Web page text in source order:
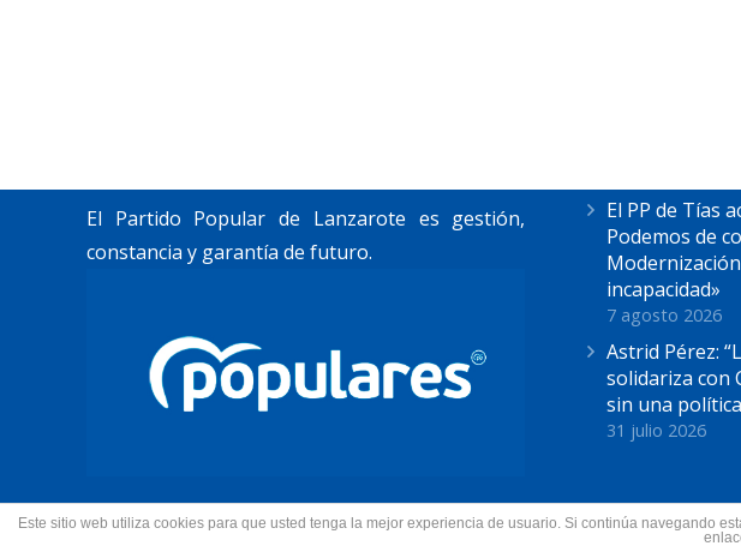
El Partido Popular de Lanzarote es gestión,
constancia y garantía de futuro.
El PP de Tías
Podemos de
incapacidad»
7 agosto 2026
Astrid Pérez:
solidariza con
sin una
31 julio 2026
© 2022 Partido Popular de Lanzarote.
Este sitio web utiliza cookies para que usted tenga la mejor experiencia de usuario. Si continúa navegando